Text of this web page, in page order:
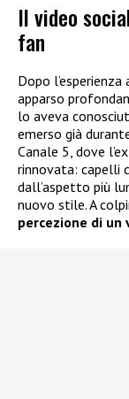
Il video
fan
Dopo l’esperienza
apparso
lo aveva
emerso già
Canale 5, dove
rinnovata: capelli
dall’aspetto più
nuovo stile. A
percezione di